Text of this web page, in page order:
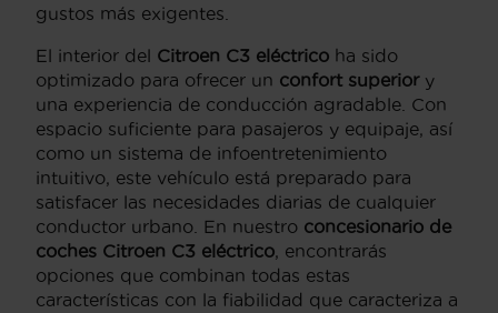
gustos más exigentes.
El interior del Citroen C3 eléctrico ha sido
optimizado para ofrecer un confort superiory
una experiencia de conducción agradable. Con
espacio suficiente para pasajeros y equipaje, así
como un sistema de infoentretenimiento
intuitivo, este vehículo está preparado para
satisfacer las necesidades diarias de cualquier
conductor urbano. En nuestro concesionario de
coches Citroen C3 eléctrico, encontrarás
opciones que combinan todas estas
características con la fiabilidad que caracteriza a